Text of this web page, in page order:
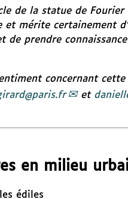
de la statue de
mérite certainement
de prendre
concernant
et
en milieu
édiles